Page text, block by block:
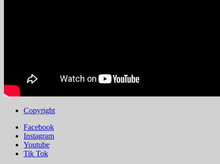
Copyright
Facebook
Instagram
Youtube
Tik Tok